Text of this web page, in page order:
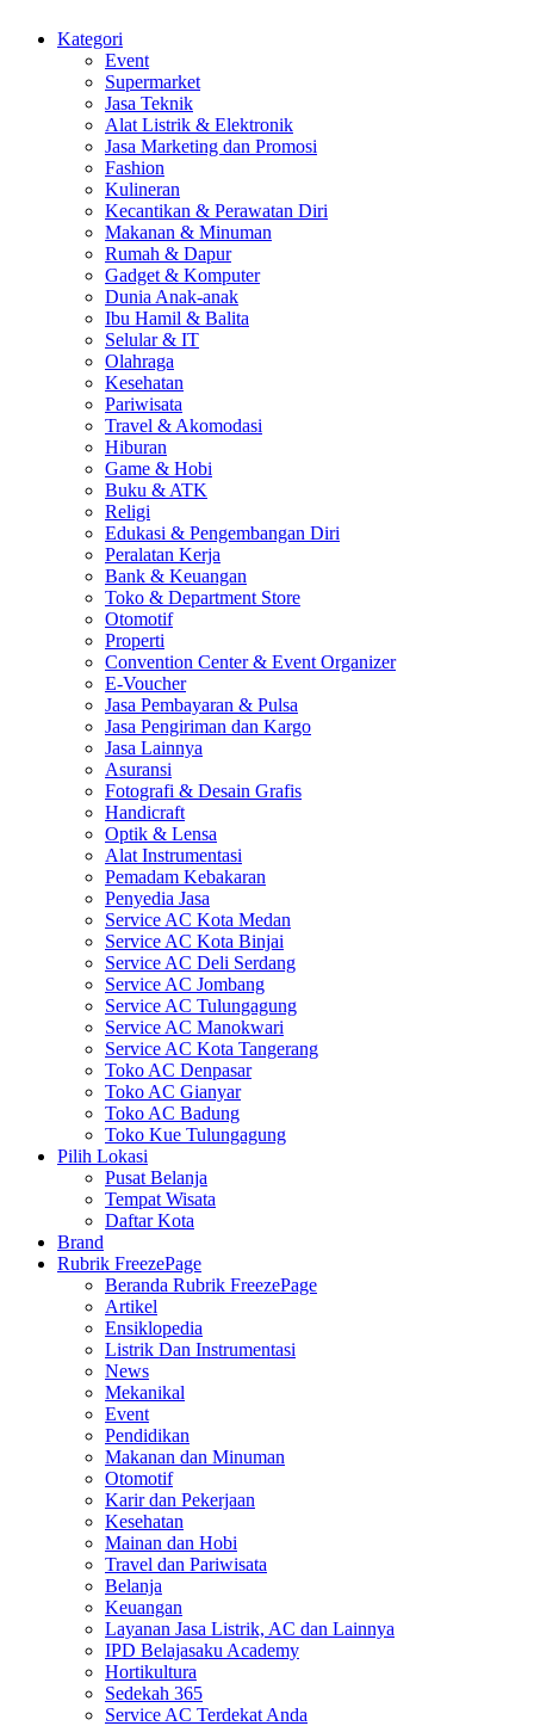
Kategori
Event
Supermarket
Jasa Teknik
Alat Listrik & Elektronik
Jasa Marketing dan Promosi
Fashion
Kulineran
Kecantikan & Perawatan Diri
Makanan & Minuman
Rumah & Dapur
Gadget & Komputer
Dunia Anak-anak
Ibu Hamil & Balita
Selular & IT
Olahraga
Kesehatan
Pariwisata
Travel & Akomodasi
Hiburan
Game & Hobi
Buku & ATK
Religi
Edukasi & Pengembangan Diri
Peralatan Kerja
Bank & Keuangan
Toko & Department Store
Otomotif
Properti
Convention Center & Event Organizer
E-Voucher
Jasa Pembayaran & Pulsa
Jasa Pengiriman dan Kargo
Jasa Lainnya
Asuransi
Fotografi & Desain Grafis
Handicraft
Optik & Lensa
Alat Instrumentasi
Pemadam Kebakaran
Penyedia Jasa
Service AC Kota Medan
Service AC Kota Binjai
Service AC Deli Serdang
Service AC Jombang
Service AC Tulungagung
Service AC Manokwari
Service AC Kota Tangerang
Toko AC Denpasar
Toko AC Gianyar
Toko AC Badung
Toko Kue Tulungagung
Pilih Lokasi
Pusat Belanja
Tempat Wisata
Daftar Kota
Brand
Rubrik FreezePage
Beranda Rubrik FreezePage
Artikel
Ensiklopedia
Listrik Dan Instrumentasi
News
Mekanikal
Event
Pendidikan
Makanan dan Minuman
Otomotif
Karir dan Pekerjaan
Kesehatan
Mainan dan Hobi
Travel dan Pariwisata
Belanja
Keuangan
Layanan Jasa Listrik, AC dan Lainnya
IPD Belajasaku Academy
Hortikultura
Sedekah 365
Service AC Terdekat Anda